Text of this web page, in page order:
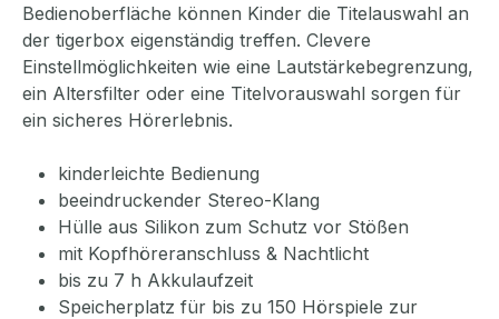
Bedienoberfläche können Kinder die Titelauswahl an
der tigerbox eigenständig treffen. Clevere
Einstellmöglichkeiten wie eine Lautstärkebegrenzung,
ein Altersfilter oder eine Titelvorauswahl sorgen für
ein sicheres Hörerlebnis.
kinderleichte Bedienung
beeindruckender Stereo-Klang
Hülle aus Silikon zum Schutz vor Stößen
mit Kopfhöreranschluss & Nachtlicht
bis zu 7 h Akkulaufzeit
Speicherplatz für bis zu 150 Hörspiele zur